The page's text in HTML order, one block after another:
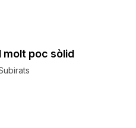
molt poc sòlid